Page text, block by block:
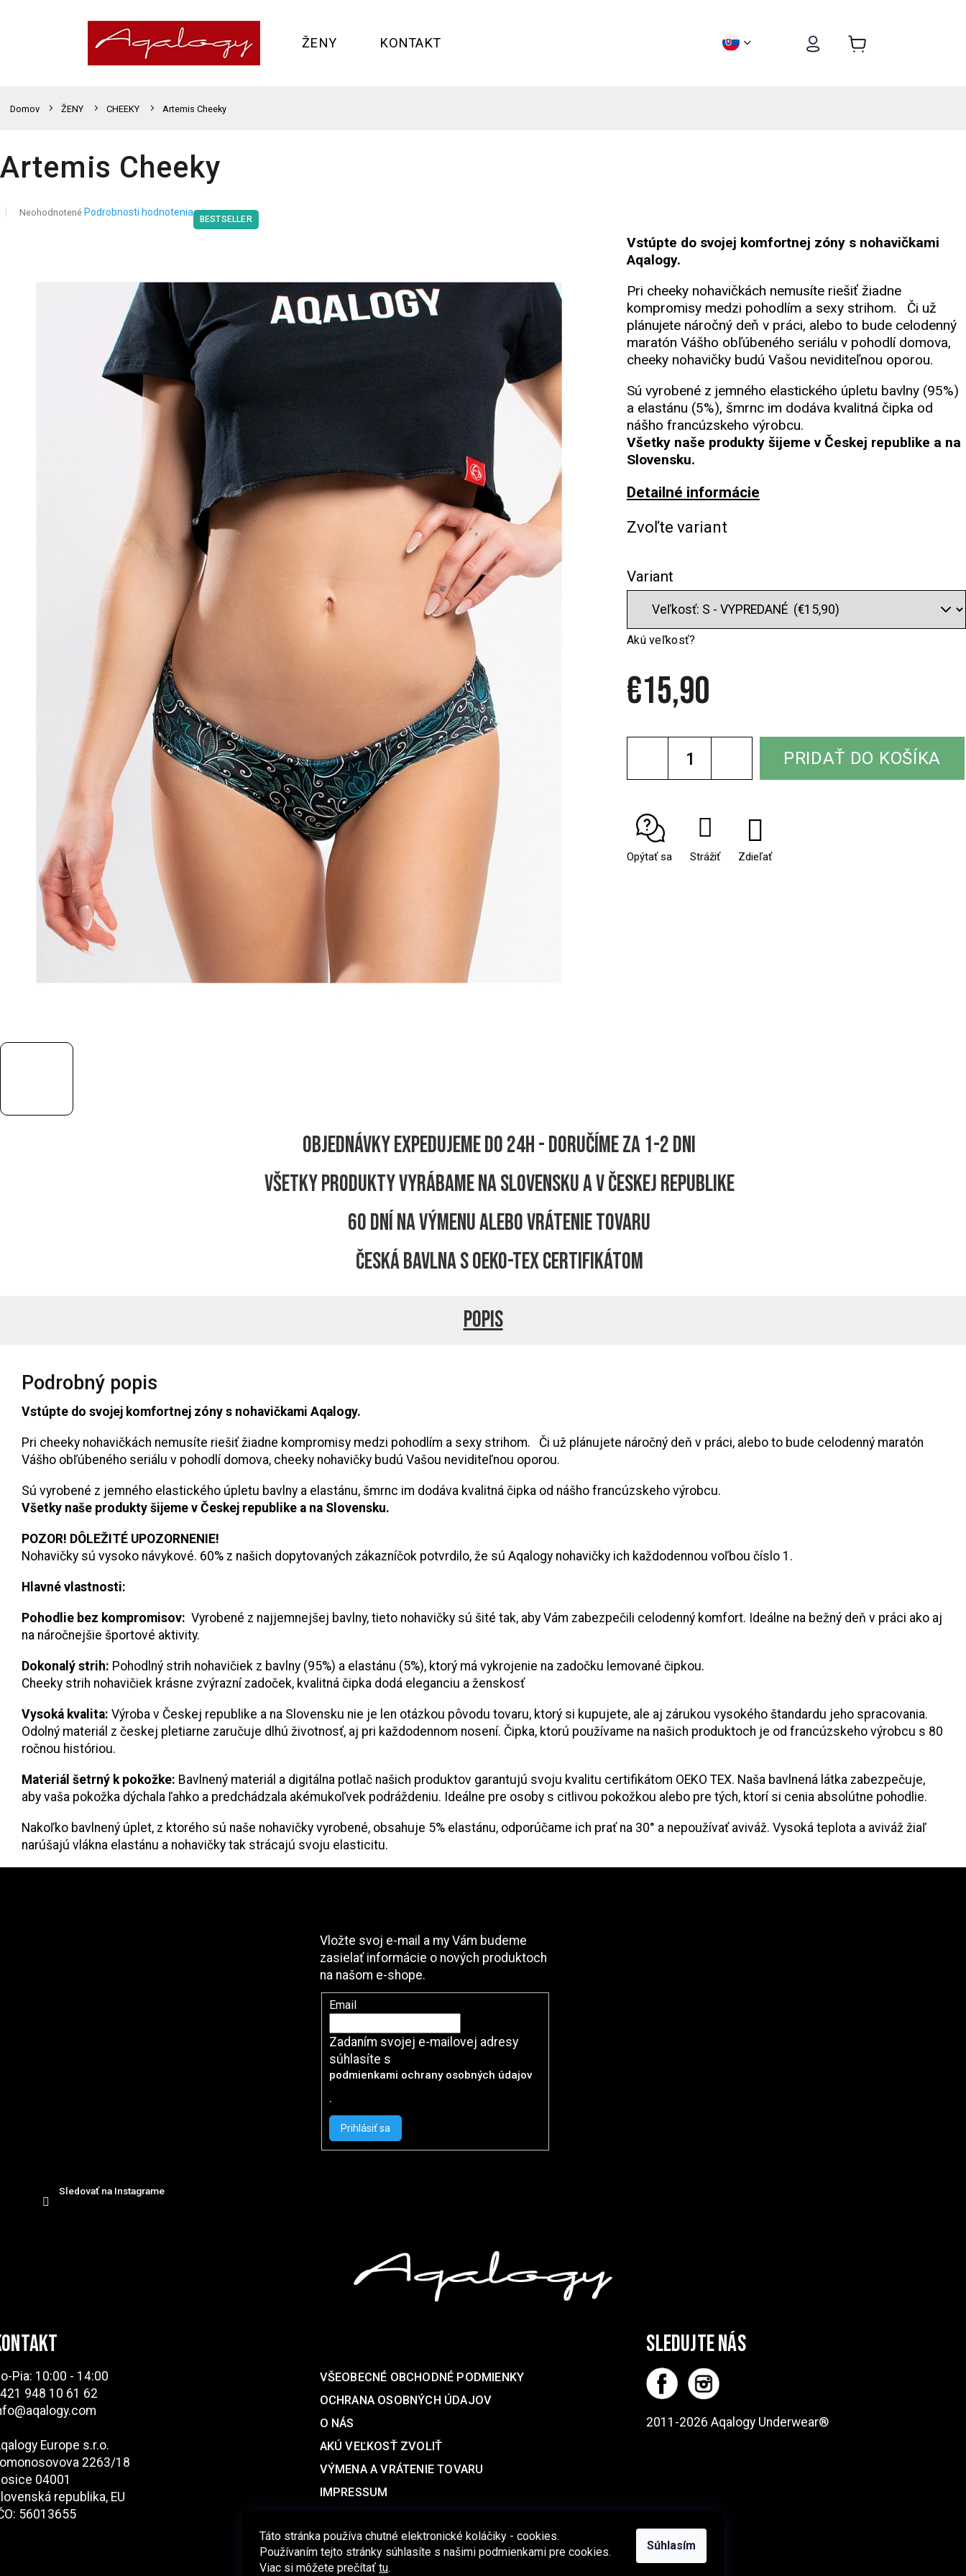
Táto stránka používa chutné elektronické koláčiky - cookies.
Používaním tejto stránky súhlasíte s našimi podmienkami pre cookies.
Viac si môžete prečítať tu.
Súhlasím
ŽENY KONTAKT
Domov ŽENY CHEEKY Artemis Cheeky
Artemis Cheeky
BESTSELLER
Priemerné
Neohodnotené Podrobnosti hodnotenia
€15,90
cena:
Zvoľte variant
Variant
Akú veľkosť?
PRIDAŤ DO KOŠÍKA
Vstúpte do svojej komfortnej zóny s nohavičkami
Aqalogy.
Pri cheeky nohavičkách nemusíte riešiť žiadne
kompromisy medzi pohodlím a sexy strihom. Či už
plánujete náročný deň v práci, alebo to bude celodenný
maratón Vášho obľúbeného seriálu v pohodlí domova,
cheeky nohavičky budú Vašou neviditeľnou oporou.
Sú vyrobené z jemného elastického úpletu bavlny (95%)
a elastánu (5%), šmrnc im dodáva kvalitná čipka od
nášho francúzskeho výrobcu.
Všetky naše produkty šijeme v Českej republike a na
Slovensku.
Detailné informácie
Opýtať sa Strážiť Zdieľať
Objednávky expedujeme do 24h - Doručíme za 1-2 dni
Všetky produkty vyrábame na Slovensku a v Českej republike
60 dní na výmenu alebo vrátenie tovaru
Česká bavlna s OEKO-TEX certifikátom
Popis
Podrobný popis
Vstúpte do svojej komfortnej zóny s nohavičkami Aqalogy.
Pri cheeky nohavičkách nemusíte riešiť žiadne kompromisy medzi pohodlím a sexy strihom. Či už plánujete náročný deň v práci, alebo to bude celodenný maratón
Vášho obľúbeného seriálu v pohodlí domova, cheeky nohavičky budú Vašou neviditeľnou oporou.
Sú vyrobené z jemného elastického úpletu bavlny a elastánu, šmrnc im dodáva kvalitná čipka od nášho francúzskeho výrobcu.
Všetky naše produkty šijeme v Českej republike a na Slovensku.
POZOR! DÔLEŽITÉ UPOZORNENIE!
Nohavičky sú vysoko návykové. 60% z našich dopytovaných zákazníčok potvrdilo, že sú Aqalogy nohavičky ich každodennou voľbou číslo 1.
Hlavné vlastnosti:
Pohodlie bez kompromisov: Vyrobené z najjemnejšej bavlny, tieto nohavičky sú šité tak, aby Vám zabezpečili celodenný komfort. Ideálne na bežný deň v práci ako aj
na náročnejšie športové aktivity.
Dokonalý strih: Pohodlný strih nohavičiek z bavlny (95%) a elastánu (5%), ktorý má vykrojenie na zadočku lemované čipkou.
Cheeky strih nohavičiek krásne zvýrazní zadoček, kvalitná čipka dodá eleganciu a ženskosť
Vysoká kvalita: Výroba v Českej republike a na Slovensku nie je len otázkou pôvodu tovaru, ktorý si kupujete, ale aj zárukou vysokého štandardu jeho spracovania.
Odolný materiál z českej pletiarne zaručuje dlhú životnosť, aj pri každodennom nosení. Čipka, ktorú používame na našich produktoch je od francúzskeho výrobcu s 80
ročnou históriou.
Materiál šetrný k pokožke: Bavlnený materiál a digitálna potlač našich produktov garantujú svoju kvalitu certifikátom OEKO TEX. Naša bavlnená látka zabezpečuje,
aby vaša pokožka dýchala ľahko a predchádzala akémukoľvek podráždeniu. Ideálne pre osoby s citlivou pokožkou alebo pre tých, ktorí si cenia absolútne pohodlie.
Nakoľko bavlnený úplet, z ktorého sú naše nohavičky vyrobené, obsahuje 5% elastánu, odporúčame ich prať na 30° a nepoužívať aviváž. Vysoká teplota a aviváž žiaľ
narúšajú vlákna elastánu a nohavičky tak strácajú svoju elasticitu.
Sledovať na Instagrame
Vložte svoj e-mail a my Vám budeme
zasielať informácie o nových produktoch
na našom e-shope.
Email
Zadaním svojej e-mailovej adresy
súhlasíte s
podmienkami ochrany osobných údajov
.
Prihlásiť sa
Pia: 10:00 - 14:00
948 10 61 62
Europe s.r.o.
2263/18
04001
republika, EU
56013655
VŠEOBECNÉ OBCHODNÉ PODMIENKY
OCHRANA OSOBNÝCH ÚDAJOV
O NÁS
AKÚ VEĽKOSŤ ZVOLIŤ
VÝMENA A VRÁTENIE TOVARU
IMPRESSUM
SLEDUJTE NÁS
2011-2026 Aqalogy Underwear®